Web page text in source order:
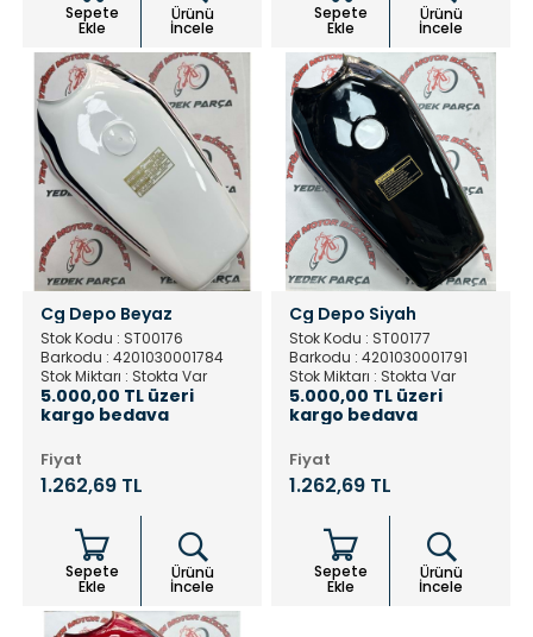
Sepete
Ekle
Ürünü
İncele
Sepete
Ekle
Ürünü
İncele
Cg Depo Beyaz
Stok Kodu : ST00176
Barkodu : 4201030001784
Stok Miktarı : Stokta Var
5.000,00 TL üzeri
kargo bedava
Fiyat
1.262,69 TL
Sepete
Ekle
Ürünü
İncele
Cg Depo Siyah
Stok Kodu : ST00177
Barkodu : 4201030001791
Stok Miktarı : Stokta Var
5.000,00 TL üzeri
kargo bedava
Fiyat
1.262,69 TL
Sepete
Ekle
Ürünü
İncele